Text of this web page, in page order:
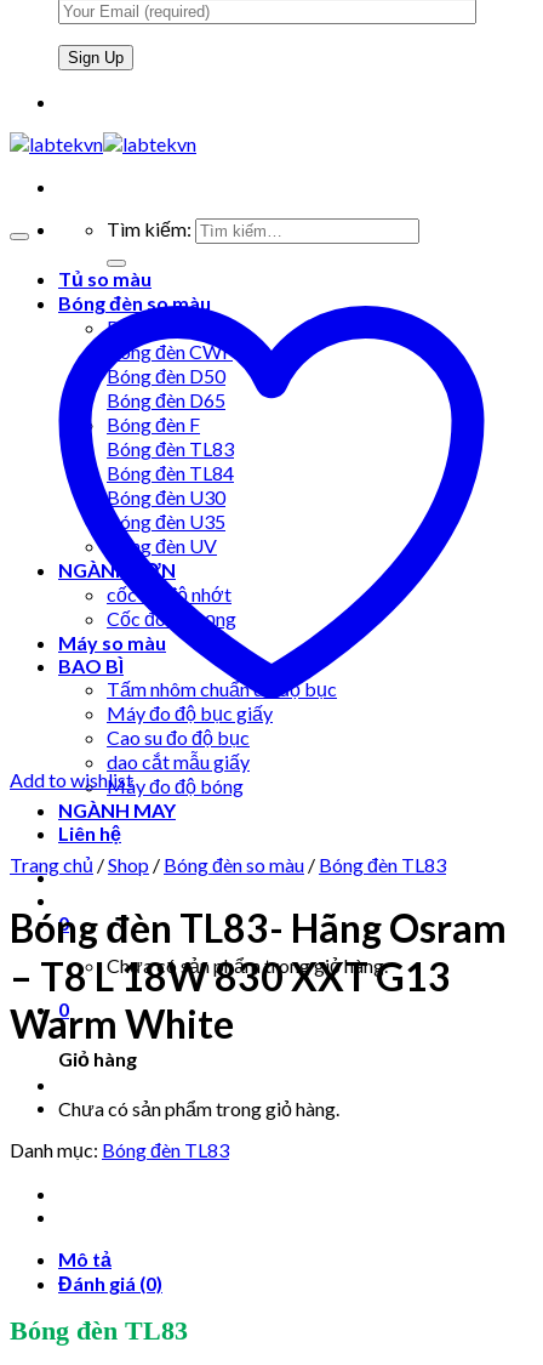
Tìm kiếm:
Tủ so màu
Bóng đèn so màu
Bóng đèn A
Bóng đèn CWF
Bóng đèn D50
Bóng đèn D65
Bóng đèn F
Bóng đèn TL83
Bóng đèn TL84
Bóng đèn U30
Bóng đèn U35
Bóng đèn UV
NGÀNH SƠN
cốc đo độ nhớt
Cốc đo tỷ trọng
Máy so màu
BAO BÌ
Tấm nhôm chuẩn đo độ bục
Máy đo độ bục giấy
Cao su đo độ bục
dao cắt mẫu giấy
Máy đo độ bóng
NGÀNH MAY
Liên hệ
0
Chưa có sản phẩm trong giỏ hàng.
0
Giỏ hàng
Chưa có sản phẩm trong giỏ hàng.
Add to wishlist
Trang chủ /Shop / Bóng đèn so màu / Bóng đèn TL83
Bóng đèn TL83- Hãng Osram
– T8 L 18W 830 XXT G13
Warm White
Danh mục: Bóng đèn TL83
Mô tả
Đánh giá (0)
Bóng đèn TL83